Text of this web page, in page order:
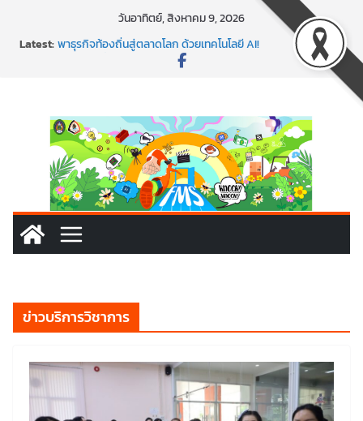
วันอาทิตย์, สิงหาคม 9, 2026
Latest:พาธุรกิจท้องถิ่นสู่ตลาดโลก ด้วยเทคโนโลยี AI!
SMEs ยุคนี้ ถ้าไม่ใช้ AI ถือว่าพลาดมาก!
พร้อมลุยแล้ว! ปักหมุดโรดแมป AI อัปสกิลธุรกิจให้พุ่งทะยาน
ข่าวบริการวิชาการ